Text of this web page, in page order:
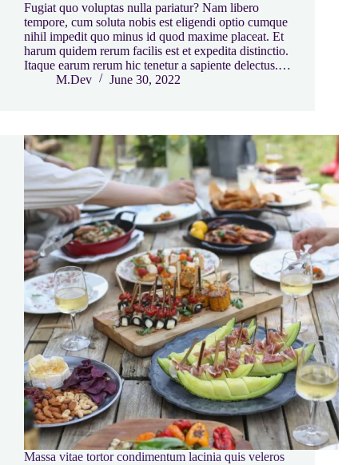
Fugiat quo voluptas nulla pariatur? Nam libero
tempore, cum soluta nobis est eligendi optio cumque
nihil impedit quo minus id quod maxime placeat. Et
harum quidem rerum facilis est et expedita distinctio.
Itaque earum rerum hic tenetur a sapiente delectus.…
M.Dev
June 30, 2022
Massa vitae tortor condimentum lacinia quis veleros